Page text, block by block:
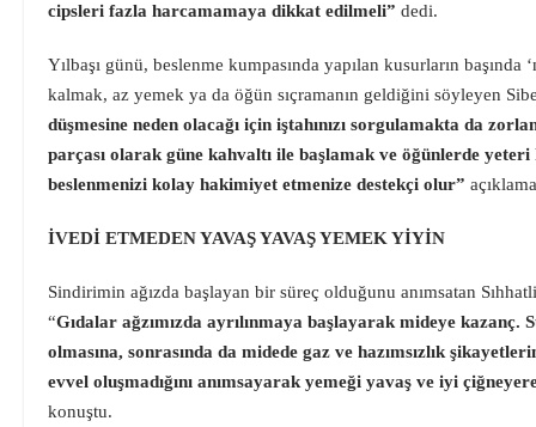
cipsleri fazla harcamamaya dikkat edilmeli” dedi.
Yılbaşı günü, beslenme kumpasında yapılan kusurların
kalmak, az yemek ya da öğün sıçramanın geldiğini söyleyen
düşmesine neden olacağı için iştahınızı sorgulamakta da
parçası olarak güne kahvaltı ile başlamak ve öğünlerde
beslenmenizi kolay hakimiyet etmenize destekçi olur”
İVEDİ ETMEDEN YAVAŞ YAVAŞ YEMEK YİYİN
Sindirimin ağızda başlayan bir süreç olduğunu anımsatan
“Gıdalar ağzımızda ayrılınmaya başlayarak mideye kazanç.
olmasına, sonrasında da midede gaz ve hazımsızlık
evvel oluşmadığını anımsayarak yemeği yavaş ve iyi
konuştu.